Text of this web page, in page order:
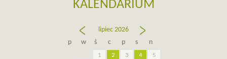
KALENDARIUM
lipiec 2026
p
w ś c p s n
1 2 3 4
5
«
cze
sie